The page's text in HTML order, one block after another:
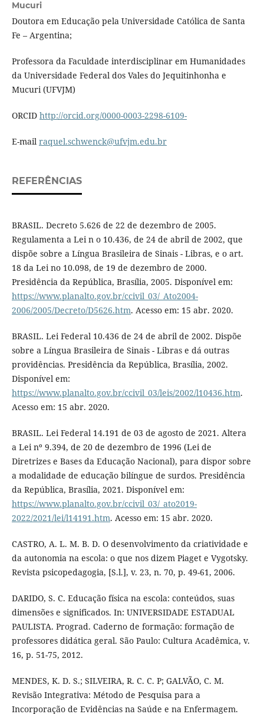
Mucuri
Doutora em Educação pela Universidade Católica de Santa
Fe – Argentina;
Professora da Faculdade interdisciplinar em Humanidades
da Universidade Federal dos Vales do Jequitinhonha e
Mucuri (UFVJM)
ORCID http://orcid.org/0000-0003-2298-6109-
E-mail raquel.schwenck@ufvjm.edu.br
REFERÊNCIAS
BRASIL. Decreto 5.626 de 22 de dezembro de 2005.
Regulamenta a Lei n o 10.436, de 24 de abril de 2002, que
dispõe sobre a Língua Brasileira de Sinais - Libras, e o art.
18 da Lei no 10.098, de 19 de dezembro de 2000.
Presidência da República, Brasília, 2005. Disponível em:
https://www.planalto.gov.br/ccivil_03/_Ato2004-
2006/2005/Decreto/D5626.htm. Acesso em: 15 abr. 2020.
BRASIL. Lei Federal 10.436 de 24 de abril de 2002. Dispõe
sobre a Língua Brasileira de Sinais - Libras e dá outras
providências. Presidência da República, Brasília, 2002.
Disponível em:
https://www.planalto.gov.br/ccivil_03/leis/2002/l10436.htm.
Acesso em: 15 abr. 2020.
BRASIL. Lei Federal 14.191 de 03 de agosto de 2021. Altera
a Lei nº 9.394, de 20 de dezembro de 1996 (Lei de
Diretrizes e Bases da Educação Nacional), para dispor sobre
a modalidade de educação bilíngue de surdos. Presidência
da República, Brasília, 2021. Disponível em:
https://www.planalto.gov.br/ccivil_03/_ato2019-
2022/2021/lei/l14191.htm. Acesso em: 15 abr. 2020.
CASTRO, A. L. M. B. D. O desenvolvimento da criatividade e
da autonomia na escola: o que nos dizem Piaget e Vygotsky.
Revista psicopedagogia, [S.l.], v. 23, n. 70, p. 49-61, 2006.
DARIDO, S. C. Educação física na escola: conteúdos, suas
dimensões e significados. In: UNIVERSIDADE ESTADUAL
PAULISTA. Prograd. Caderno de formação: formação de
professores didática geral. São Paulo: Cultura Acadêmica, v.
16, p. 51-75, 2012.
MENDES, K. D. S.; SILVEIRA, R. C. C. P; GALVÃO, C. M.
Revisão Integrativa: Método de Pesquisa para a
Incorporação de Evidências na Saúde e na Enfermagem.